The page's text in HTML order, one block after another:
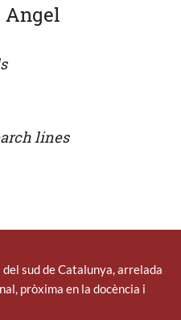
Angel
lines
sud de Catalunya, arrelada
pròxima en la docència i